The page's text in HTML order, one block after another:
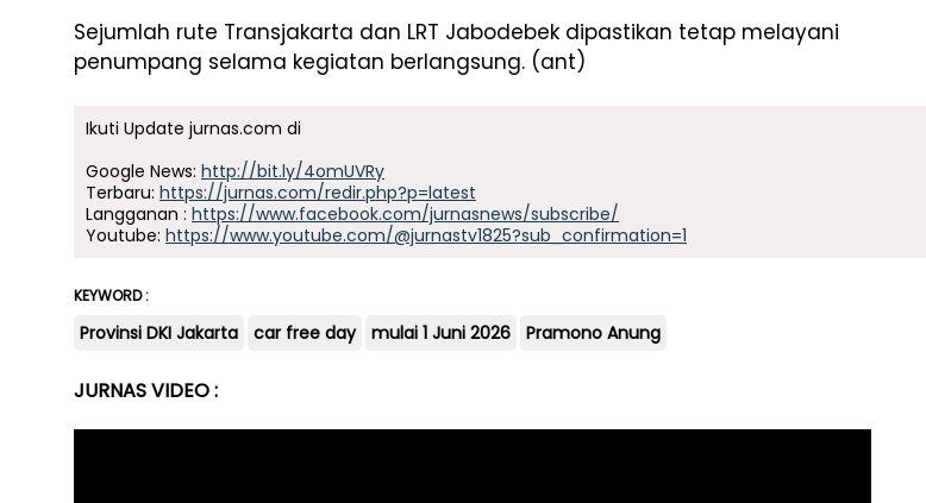
Sejumlah rute Transjakarta dan LRT Jabodebek dipastikan tetap melayani
penumpang selama kegiatan berlangsung. (ant)
Ikuti Update jurnas.com di
Google News: http://bit.ly/4omUVRy
Terbaru: https://jurnas.com/redir.php?p=latest
Langganan : https://www.facebook.com/jurnasnews/subscribe/
Youtube: https://www.youtube.com/@jurnastv1825?sub_confirmation=1
KEYWORD :
Provinsi DKI Jakarta car free day mulai 1 Juni 2026 Pramono Anung
JURNAS VIDEO :